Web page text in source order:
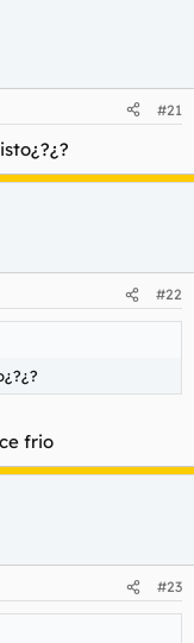
#21
#22
frio
#23